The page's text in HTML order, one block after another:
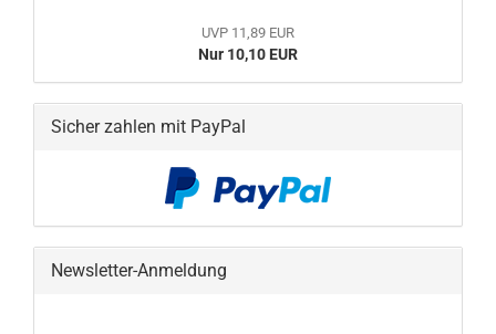
UVP 11,89 EUR
Nur 10,10 EUR
Sicher zahlen mit PayPal
Newsletter-Anmeldung